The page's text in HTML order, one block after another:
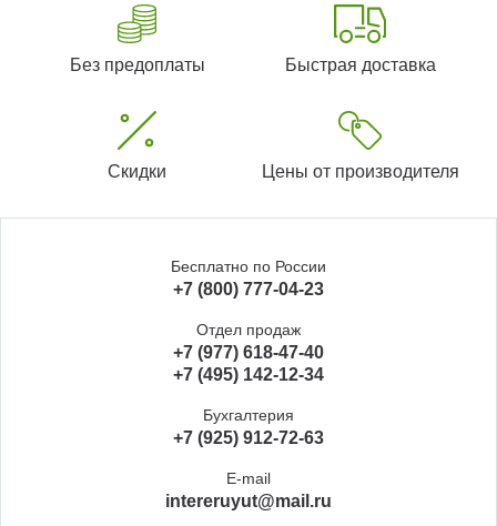
Без предоплаты Быстрая доставка
Скидки Цены от производителя
Бесплатно по России
+7 (800) 777-04-23
Отдел продаж
+7 (977) 618-47-40
+7 (495) 142-12-34
Бухгалтерия
+7 (925) 912-72-63
E-mail
intereruyut@mail.ru